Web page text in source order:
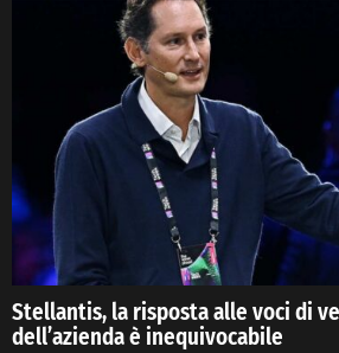
Stellantis, la risposta alle voci di
dell’azienda è inequivocabile